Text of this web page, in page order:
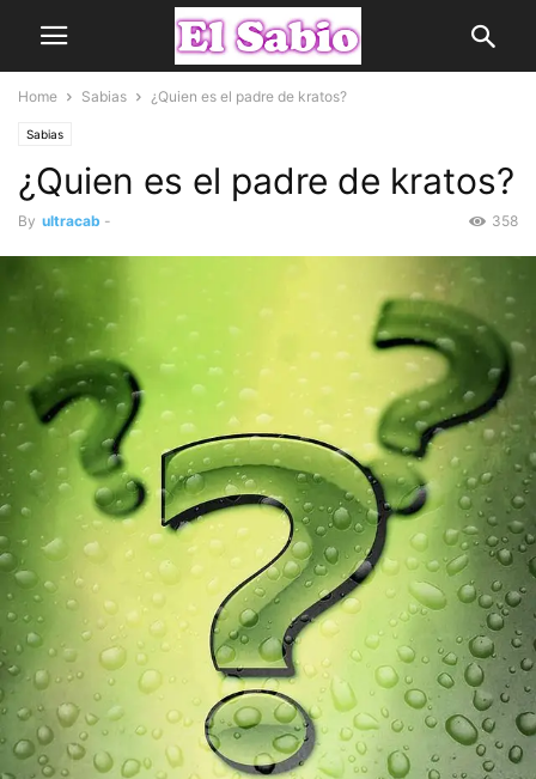
Home Sabias ¿Quien es el padre de kratos?
Sabias
¿Quien es el padre de kratos?
By ultracab - 358